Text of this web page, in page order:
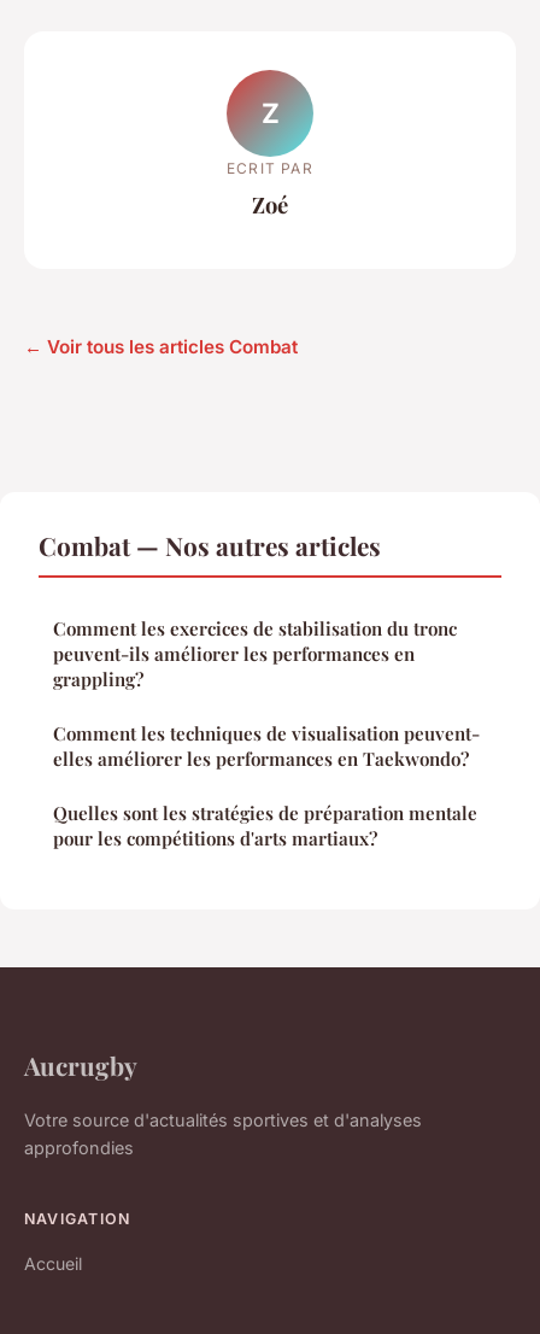
Z
ECRIT PAR
Zoé
← Voir tous les articles Combat
Combat — Nos autres articles
Comment les exercices de stabilisation du tronc
peuvent-ils améliorer les performances en
grappling?
Comment les techniques de visualisation peuvent-
elles améliorer les performances en Taekwondo?
Quelles sont les stratégies de préparation mentale
pour les compétitions d'arts martiaux?
Aucrugby
Votre source d'actualités sportives et d'analyses
approfondies
NAVIGATION
Accueil